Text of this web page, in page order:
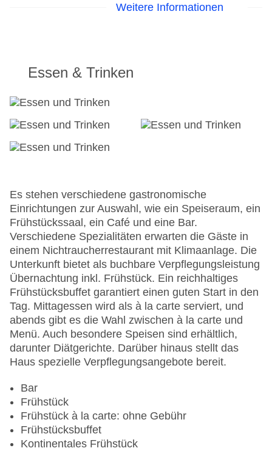
Garage
Hoteleröffnung: 1998
WLAN/WiFi im Hotel
Letzte umfassende Renovierung: 2007
Anzahl der Konferenzräume: 1
Sonnenterrasse
Gesamtanzahl der Stockwerke: 16
Gesamtanzahl der Zimmer: 97
Pools:Beheizter Außenpool, Outdoor Pool,
Sonnenschirme am Pool, Liegen am Pool
Zahlungsarten: American Express, Diners Club,
Mastercard, Visa
Landeskategorie: 4 Sterne
Weitere Informationen
Essen & Trinken
Es stehen verschiedene gastronomische
Einrichtungen zur Auswahl, wie ein Speiseraum, ein
Frühstückssaal, ein Café und eine Bar.
Verschiedene Spezialitäten erwarten die Gäste in
einem Nichtraucherrestaurant mit Klimaanlage. Die
Unterkunft bietet als buchbare Verpflegungsleistung
Übernachtung inkl. Frühstück. Ein reichhaltiges
Frühstücksbuffet garantiert einen guten Start in den
Tag. Mittagessen wird als à la carte serviert, und
abends gibt es die Wahl zwischen à la carte und
Menü. Auch besondere Speisen sind erhältlich,
darunter Diätgerichte. Darüber hinaus stellt das
Haus spezielle Verpflegungsangebote bereit.
Bar
Frühstück
Frühstück à la carte: ohne Gebühr
Frühstücksbuffet
Kontinentales Frühstück